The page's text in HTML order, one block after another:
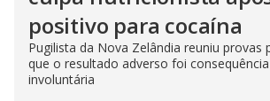
positivo para cocaína
Pugilista da Nova Zelândia reuniu provas
que o resultado adverso foi
involuntária